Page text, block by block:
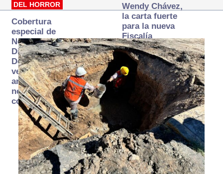
DEL HORROR
Cobertura
especial de
Norte
Digital:
Donde la
verdad
arde… pero
no se
consume
Wendy Chávez,
la carta fuerte
para la nueva
Fiscalía
autónoma